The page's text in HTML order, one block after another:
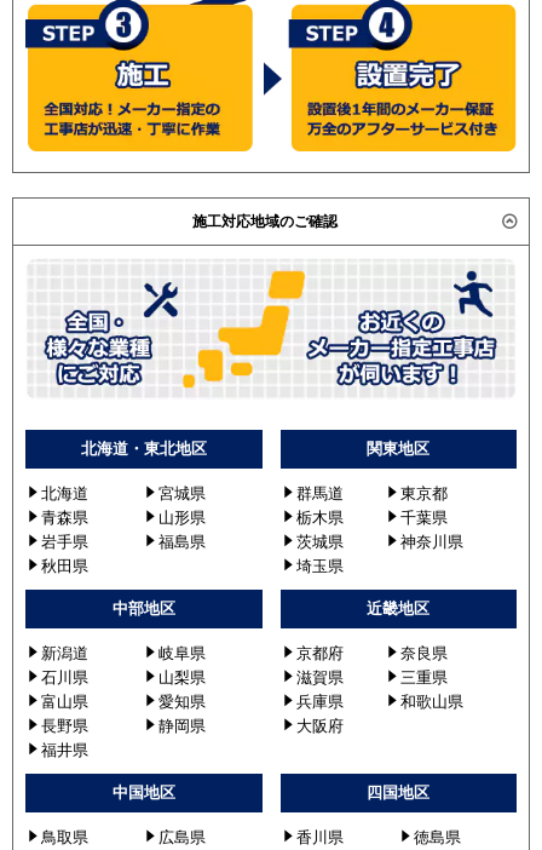
施工対応地域のご確認
北海道・東北地区
北海道
宮城県
青森県
山形県
岩手県
福島県
秋田県
関東地区
群馬道
東京都
栃木県
千葉県
茨城県
神奈川県
埼玉県
中部地区
新潟道
岐阜県
石川県
山梨県
富山県
愛知県
長野県
静岡県
福井県
近畿地区
京都府
奈良県
滋賀県
三重県
兵庫県
和歌山県
大阪府
中国地区
鳥取県
広島県
四国地区
香川県
徳島県